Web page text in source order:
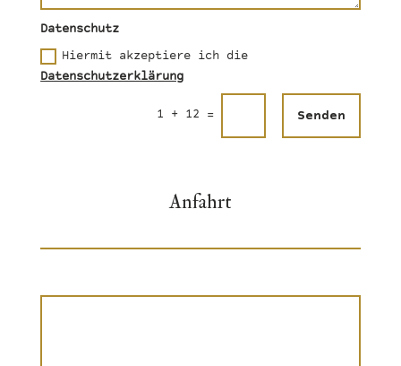
Datenschutz
Hiermit akzeptiere ich die
Datenschutzerklärung
1 + 12 = Senden
Anfahrt